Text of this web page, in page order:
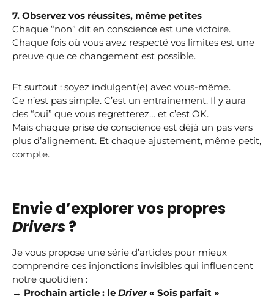
7. Observez vos réussites, même petites
Chaque “non” dit en conscience est une victoire.
Chaque fois où vous avez respecté vos limites est une
preuve que ce changement est possible.
Et surtout : soyez indulgent(e) avec vous-même.
Ce n’est pas simple. C’est un entraînement. Il y aura
des “oui” que vous regretterez… et c’est OK.
Mais chaque prise de conscience est déjà un pas vers
plus d’alignement. Et chaque ajustement, même petit,
compte.
Envie d’explorer vos propres
Drivers?
Je vous propose une série d’articles pour mieux
comprendre ces injonctions invisibles qui influencent
notre quotidien :
→ Prochain article : le Driver« Sois parfait »